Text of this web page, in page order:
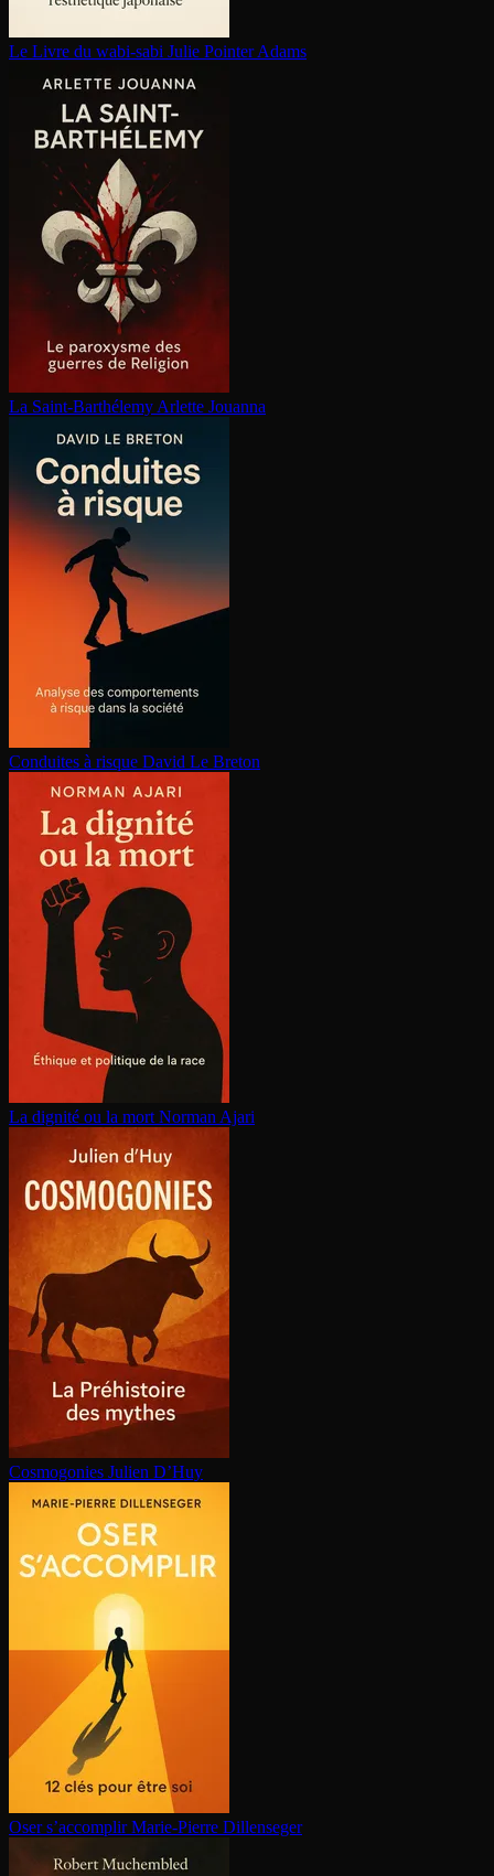
Le Livre du wabi-sabi Julie Pointer Adams
La Saint-Barthélemy Arlette Jouanna
Conduites à risque David Le Breton
La dignité ou la mort Norman Ajari
Cosmogonies Julien D’Huy
Oser s’accomplir Marie-Pierre Dillenseger